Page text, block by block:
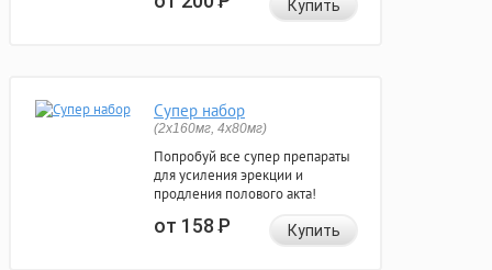
Купить
Супер набор
(2х160мг, 4х80мг)
Попробуй все супер препараты
для усиления эрекции и
продления полового акта!
от 158Р Купить